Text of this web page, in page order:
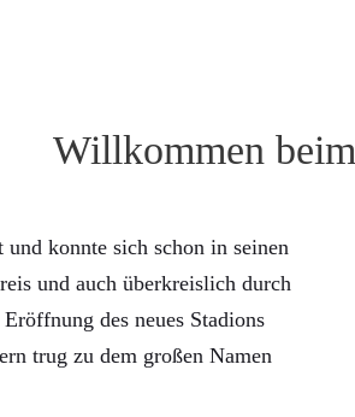
Willkommen beim
konnte sich schon in seinen
und auch überkreislich durch
des neues Stadions
trug zu dem großen Namen